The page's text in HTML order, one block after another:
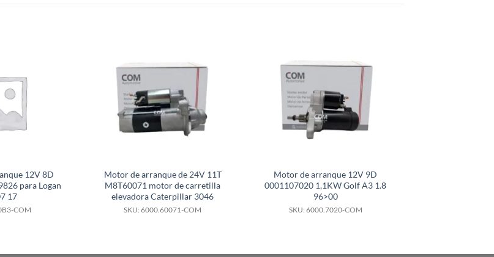
12V 8D
para Logan
17
COM
Motor de arranque de 24V 11T
M8T60071 motor de carretilla
elevadora Caterpillar 3046
SKU: 6000.60071-COM
Motor de arranque 12V 9D
0001107020 1,1KW Golf A3 1.8
96>00
SKU: 6000.7020-COM